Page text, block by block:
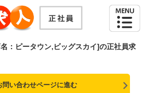
：ピータウン,ビッグスカイ]の正社員求
問い合わせページに進む